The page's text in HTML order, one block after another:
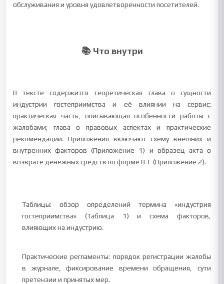
обслуживания и уровня удовлетворенности посетителей.
📚 Что внутри
В тексте содержится теоретическая глава о сущности
индустрии гостеприимства и её влиянии на сервис;
практическая часть, описывающая особенности работы с
жалобами; глава о правовых аспектах и практические
рекомендации. Приложения включают схему внешних и
внутренних факторов (Приложение 1) и образец акта о
возврате денежных средств по форме 8-Г (Приложение 2).
Таблицы: обзор определений термина «индустрия
гостеприимства» (Таблица 1) и схема факторов,
влияющих на индустрию.
Практические регламенты: порядок регистрации жалобы
в журнале, фиксирование времени обращения, сути
претензии и принятых мер.